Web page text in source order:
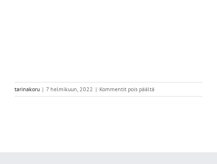
tarinakoru | 7 helmikuun, 2022 | Kommentit pois päältä
EBBAF593-